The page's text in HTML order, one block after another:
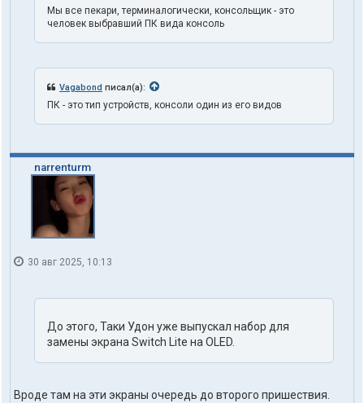
t
h
1
n
Мы все пекари, терминалогически, консольщик - это
человек выбравший ПК вида консоль
Vagabond писал(а):
ПК - это тип устройств, консоли один из его видов
narrenturm
30 авг 2025, 10:13
До этого, Таки Удон уже выпускал набор для
замены экрана Switch Lite на OLED.
Вроде там на эти экраны очередь до второго пришествия.